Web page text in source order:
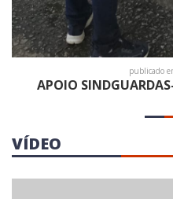
publicado
APOIO
VÍDEO